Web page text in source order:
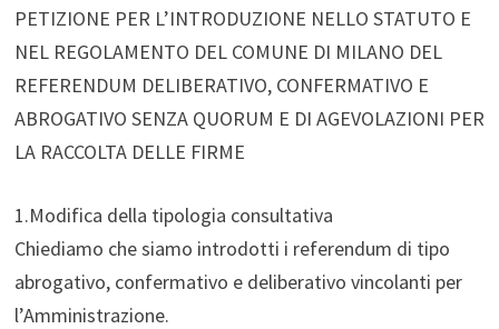
PETIZIONE PER L’INTRODUZIONE NELLO STATUTO E
NEL REGOLAMENTO DEL COMUNE DI MILANO DEL
REFERENDUM DELIBERATIVO, CONFERMATIVO E
ABROGATIVO SENZA QUORUM E DI AGEVOLAZIONI PER
LA RACCOLTA DELLE FIRME
1.Modifica della tipologia consultativa
Chiediamo che siamo introdotti i referendum di tipo
abrogativo, confermativo e deliberativo vincolanti per
l’Amministrazione.